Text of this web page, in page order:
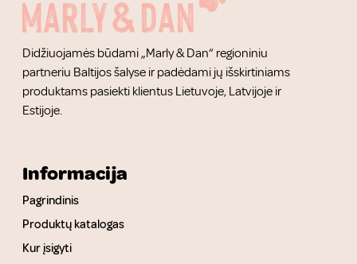
Didžiuojamės būdami „Marly & Dan“ regioniniu
partneriu Baltijos šalyse ir padėdami jų išskirtiniams
produktams pasiekti klientus Lietuvoje, Latvijoje ir
Estijoje.
Informacija
Pagrindinis
Produktų katalogas
Kur įsigyti